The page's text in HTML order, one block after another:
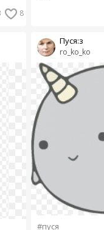
8
ro_ko_ko
Пуся:з
#пуся